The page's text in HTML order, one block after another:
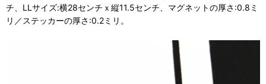
チ、LLサイズ:横28センチｘ縦11.5センチ、マグネットの厚さ:0.8ミ
リ／ステッカーの厚さ:0.2ミリ。